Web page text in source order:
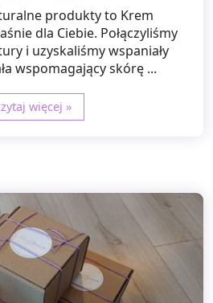
produkty to Krem
dla Ciebie. Połączyliśmy
i uzyskaliśmy wspaniały
wspomagający skórę ...
więcej »